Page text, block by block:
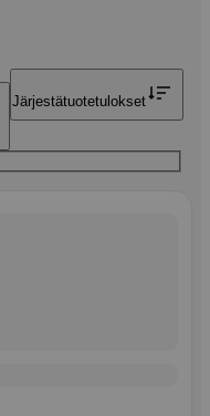
Järjestätuotetulokset